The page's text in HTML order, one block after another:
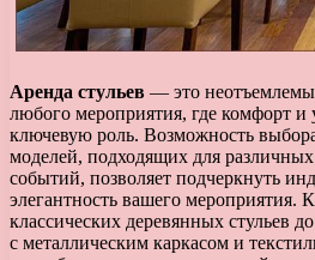
Аренда стульев — это
любого мероприятия, где комфорт и
ключевую роль. Возможность
моделей, подходящих для
событий, позволяет подчеркнуть
элегантность вашего мероприятия.
классических деревянных стульев
с металлическим каркасом и